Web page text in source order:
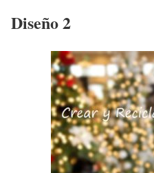
Diseño 2